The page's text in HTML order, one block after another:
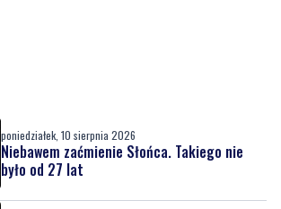
poniedziałek, 10 sierpnia 2026
Niebawem zaćmienie Słońca. Takiego nie
było od 27 lat